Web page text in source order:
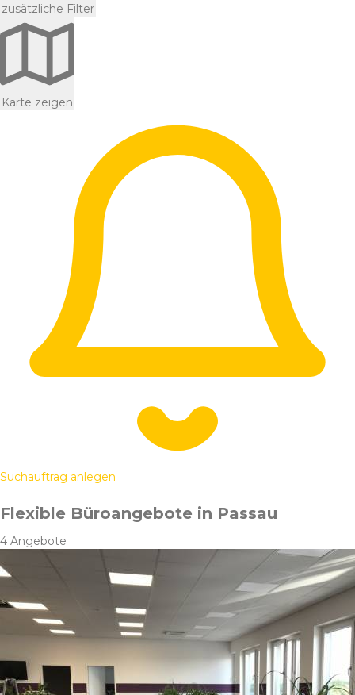
zusätzliche Filter
Karte zeigen
Suchauftrag anlegen
Flexible Büroangebote in Passau
4 Angebote